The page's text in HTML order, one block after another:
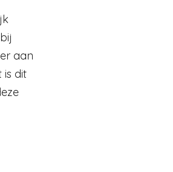
aan
is dit